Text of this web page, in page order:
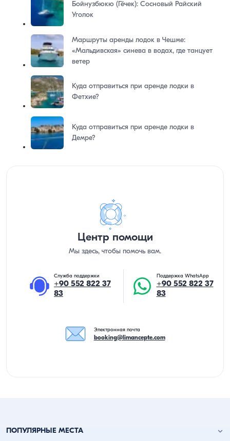
Бойнузбюкю (Гёчек): Сосновый Райский
Уголок
Маршруты аренды лодок в Чешме:
«Мальдивская» синева в водах, где танцует
ветер
Куда отправиться при аренде лодки в
Фетхие?
Куда отправиться при аренде лодки в
Демре?
Центр помощи
Мы здесь, чтобы помочь вам.
Служба поддержки
+90 552 822 37
83
Поддержка WhatsApp
+90 552 822 37
83
Электронная почта
booking@limancepte.com
ПОПУЛЯРНЫЕ МЕСТА